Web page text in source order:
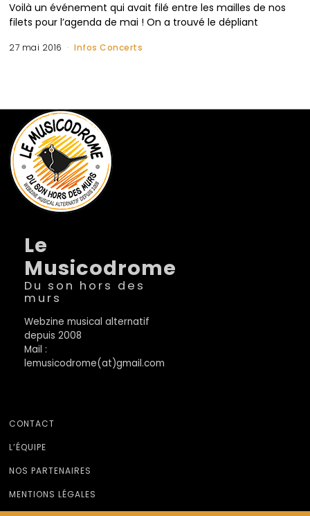
Voilà un événement qui avait filé entre les mailles de nos
filets pour l’agenda de mai ! On a trouvé le dépliant
27 mai 2016 Infos Concerts
Le
Musicodrome
Du son hors des
murs
Webzine musical alternatif
depuis 2008
Mail :
lemusicodrome(at)gmail.com
CONTACT
L’ÉQUIPE
NOS PARTENAIRES
MENTIONS LÉGALES